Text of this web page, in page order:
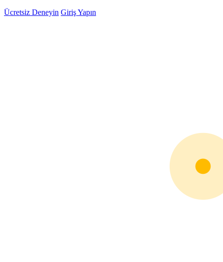
Ücretsiz Deneyin Giriş Yapın